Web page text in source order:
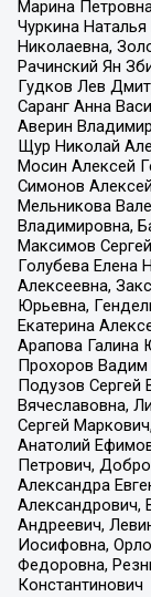
Марина
Чуркина
Николаевна,
Рачинский Ян
Гудков Лев
Саранг Анна
Аверин
Щур Николай
Мосин Алексей
Симонов
Мельникова
Владимировна,
Максимов
Голубева Елена
Алексеевна,
Юрьевна,
Екатерина
Арапова Галина
Прохоров
Подузов Сергей
Вячеславовна,
Сергей
Анатолий
Петрович,
Александра
Александрович,
Андреевич,
Иосифовна,
Федоровна,
Константинович